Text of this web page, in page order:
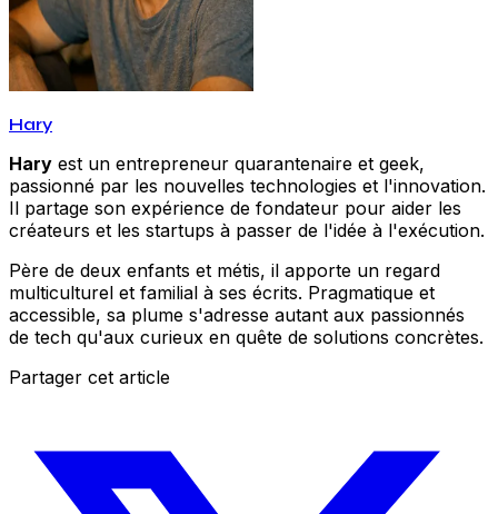
Hary
Hary est un entrepreneur quarantenaire et geek,
passionné par les nouvelles technologies et l'innovation.
Il partage son expérience de fondateur pour aider les
créateurs et les startups à passer de l'idée à l'exécution.
Père de deux enfants et métis, il apporte un regard
multiculturel et familial à ses écrits. Pragmatique et
accessible, sa plume s'adresse autant aux passionnés
de tech qu'aux curieux en quête de solutions concrètes.
Partager cet article